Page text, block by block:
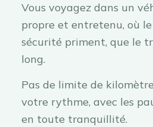
Vous voyagez dans un
propre et entretenu, où
sécurité priment, que le
long.
Pas de limite de
votre rythme, avec les
en toute tranquillité.